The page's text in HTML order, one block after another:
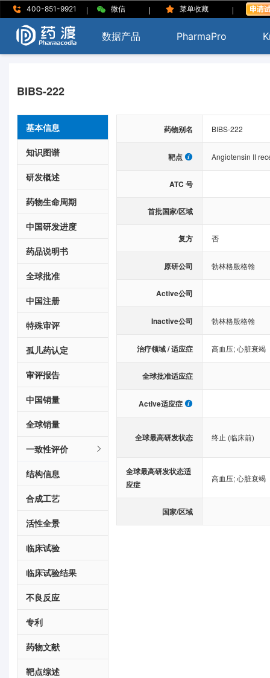
400-851-9921 | 微信 | 菜单收藏 |
数据产品 PharmaPro
BIBS-222
基本信息
知识图谱
研发概述
药物生命周期
中国研发进度
药品说明书
全球批准
中国注册
特殊审评
孤儿药认定
审评报告
中国销量
全球销量
一致性评价
结构信息
合成工艺
活性全景
临床试验
临床试验结果
不良反应
专利
药物文献
靶点综述
药物别名 BIBS-222
靶点 Angiotensin II
ATC 号
首批国家/区域
复方 否
原研公司 勃林格殷格翰
Active公司
Inactive公司 勃林格殷格翰
治疗领域 / 适应症 高血压;心脏衰竭
全球批准适应症
Active适应症
全球最高研发状态 终止 (临床前)
全球最高研发状态适
应症
高血压;心脏衰竭
国家/区域